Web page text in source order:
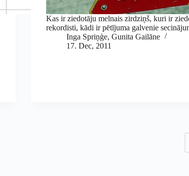
Kas ir ziedotāju melnais zirdziņš, kuri ir
rekordisti, kādi ir pētījuma galvenie
Inga Spriņģe,Gunita Gailāne
17. Dec, 2011